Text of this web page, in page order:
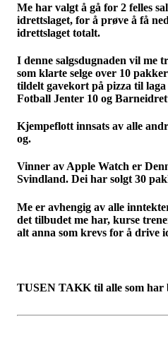
Me har valgt å gå for 2 felles
idrettslaget, for å prøve å få
idrettslaget totalt.
I denne salgsdugnaden vil me
som klarte selge over 10
tildelt gavekort på pizza til
Fotball Jenter 10 og
Kjempeflott innsats av alle
og.
Vinner av Apple Watch er
Svindland. Dei har solgt 30
Me er avhengig av alle
det tilbudet me har, kurse
alt anna som krevs for å drive
TUSEN TAKK til alle som har